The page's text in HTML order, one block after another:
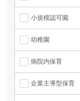
小規模認可園
幼稚園
病院内保育
企業主導型保育